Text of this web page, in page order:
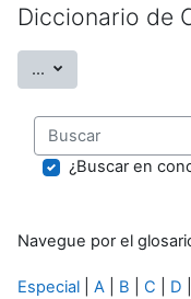
Diccionario de
... Exportar entradas
Buscar
¿Buscar en
Navegue por el
Especial A B C D